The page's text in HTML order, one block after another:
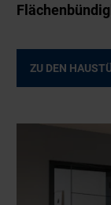
ZU DEN